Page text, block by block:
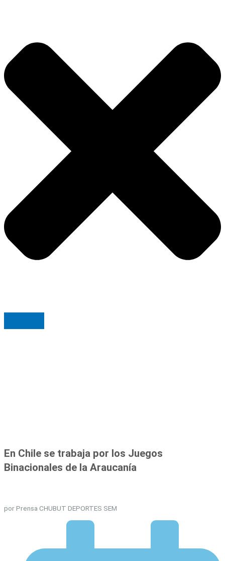
En Chile se trabaja por los Juegos
Binacionales de la Araucanía
por Prensa CHUBUT DEPORTES SEM